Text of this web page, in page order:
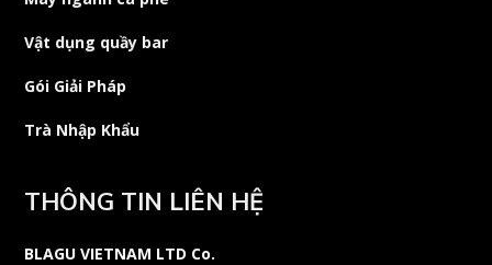
Vật dụng quầy bar
Gói Giải Pháp
Trà Nhập Khẩu
THÔNG TIN LIÊN HỆ
BLAGU VIETNAM LTD Co.